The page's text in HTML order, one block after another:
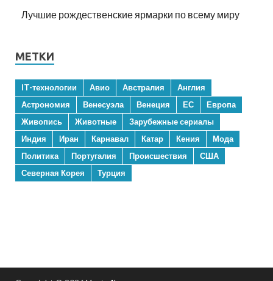
Лучшие рождественские ярмарки по всему миру
МЕТКИ
IT-технологии Авио Австралия
Англия
Астрономия
Венесуэла Венеция ЕС
Европа
Живопись
Животные
Зарубежные сериалы
Индия
Иран Карнавал Катар Кения
Мода
Политика
Португалия Происшествия
США
Северная Корея
Турция